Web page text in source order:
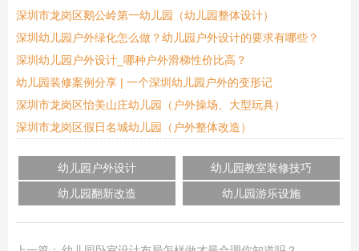
深圳市龙岗区鹅公岭第一幼儿园（幼儿园整体设计）
深圳幼儿园户外绿化怎么做？幼儿园户外设计的要求有哪些？
深圳幼儿园户外设计_哪种户外滑梯性价比高？
幼儿园装修案例分享 | 一个深圳幼儿园户外的变形记
深圳市龙岗区怡美山庄幼儿园（户外操场、大型玩具）
深圳市龙岗区假日名城幼儿园（户外整体改造）
幼儿园户外设计
幼儿园教室装修技巧
幼儿园翻新改造
幼儿园游乐设施